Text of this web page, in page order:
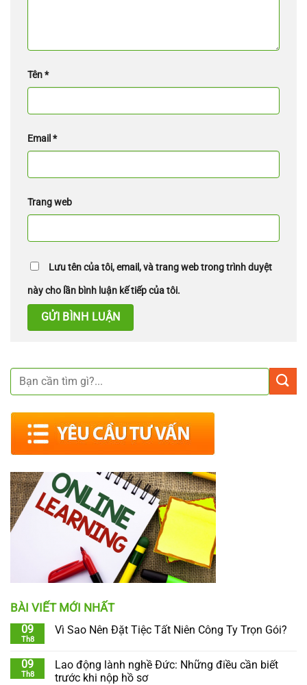
BÀI VIẾT MỚI NHẤT
09
Th8
Vì Sao Nên Đặt Tiệc Tất Niên Công Ty Trọn Gói?
09
Th8
Lao động lành nghề Đức: Những điều cần biết
trước khi nộp hồ sơ
Tên*
Email *
Trang web
Lưu tên của tôi, email, và trang web trong trình duyệt
này cho lần bình luận kế tiếp của tôi.